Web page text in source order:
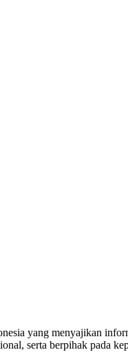
yang menyajikan
serta berpihak pada